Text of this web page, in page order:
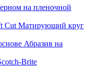
на пленочной
Матирующий круг
Абразив на